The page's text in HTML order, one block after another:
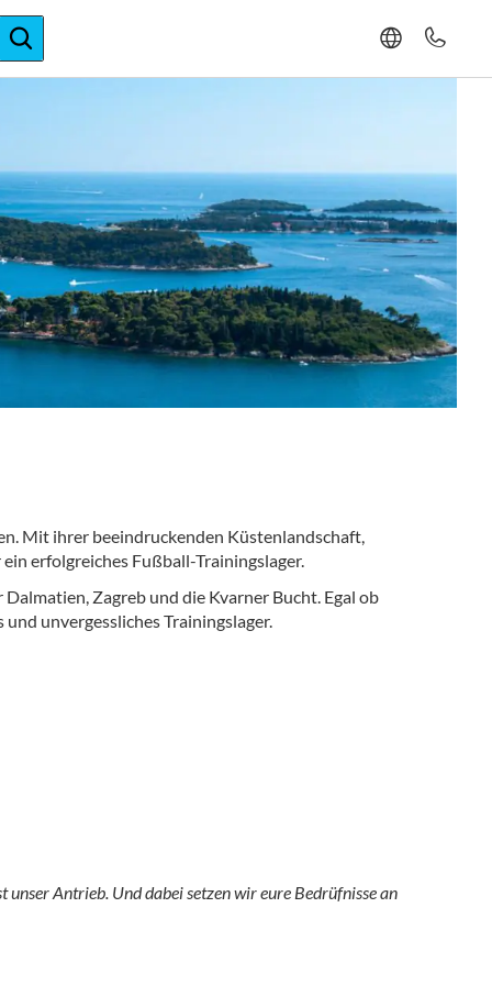
Expertise
Mit ihrer beeindruckenden Küstenlandschaft,
erfolgreiches Fußball-Trainingslager.
Zagreb und die Kvarner Bucht. Egal ob
unvergessliches Trainingslager.
Antrieb. Und dabei setzen wir eure Bedrüfnisse an